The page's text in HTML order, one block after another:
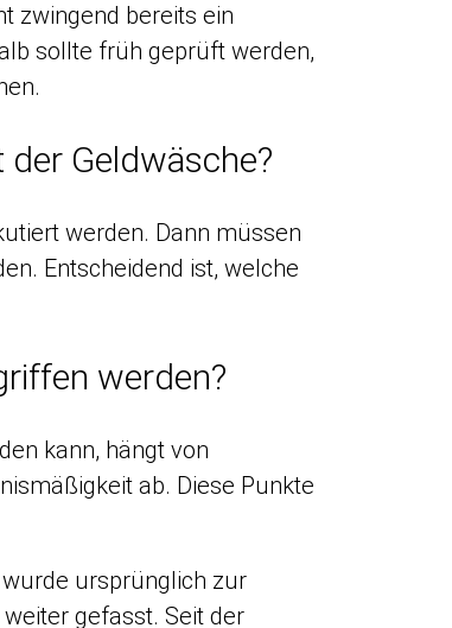
zwingend bereits ein
sollte früh geprüft werden,
Geldwäsche?
werden. Dann müssen
Entscheidend ist, welche
werden?
kann, hängt von
ab. Diese Punkte
ursprünglich zur
gefasst. Seit der